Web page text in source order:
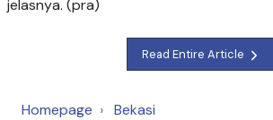
jelasnya. (pra)
Read Entire Article
Homepage
Bekasi